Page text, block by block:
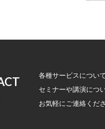
各種サービスについ
セミナーや講演につ
お気軽にご連絡くださ